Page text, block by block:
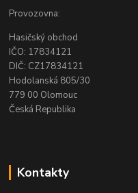
Provozovna:
Hasičský obchod
IČO: 17834121
DIČ: CZ17834121
Hodolanská 805/30
779 00 Olomouc
Česká Republika
Kontakty